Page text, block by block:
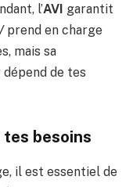
l’AVI garantit
prend en charge
mais sa
de tes
tes besoins
il est essentiel de